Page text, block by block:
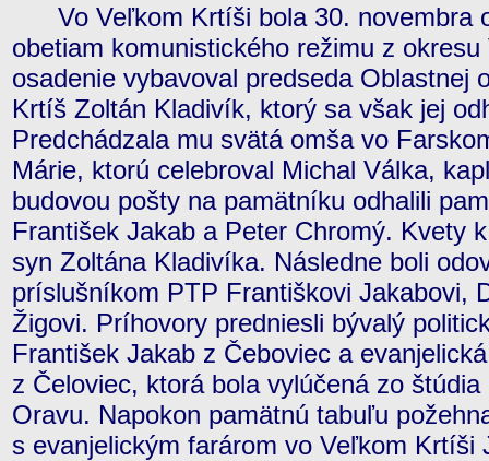
Vo Veľkom Krtíši bola 30. novembra
obetiam komunistického režimu z
osadenie vybavoval predseda Oblastnej
Krtíš Zoltán Kladivík, ktorý sa však jej
Predchádzala mu svätá omša vo
Márie, ktorú celebroval Michal Válka,
budovou pošty na pamätníku odhalili
František Jakab a Peter Chromý. Kvety
syn Zoltána Kladivíka. Následne boli
príslušníkom PTP Františkovi Jakabovi,
Žigovi. Príhovory predniesli bývalý
František Jakab z Čeboviec a
z Čeloviec, ktorá bola vylúčená zo
Oravu. Napokon pamätnú tabuľu
s evanjelickým farárom vo Veľkom Krtíši